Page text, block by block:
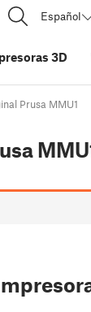
Español
3D
Prusa MMU1